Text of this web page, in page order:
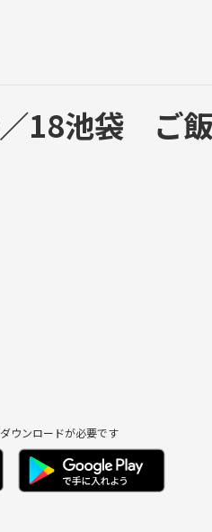
18池袋 ご
ウンロードが必要です